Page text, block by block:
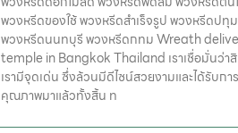
พวงหรีดของใช้ พวงหรีดสำเร็จรูป พวงหรีดปทุ
พวงหรีดนนทบุรี พวงหรีดกทม Wreath
temple in Bangkok Thailand เราเชื่อมั่นว่า
เรามีจุดเด่น ซึ่งล้วนมีดีไซน์สวยงามและได้รับกา
คุณภาพมาแล้วทั้งสิ้น ท